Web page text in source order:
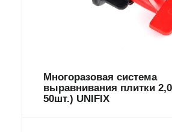
Многоразовая система
выравнивания плитки
50шт.) UNIFIX